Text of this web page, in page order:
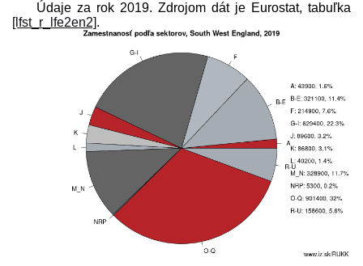
Údaje za rok 2019. Zdrojom dát je Eurostat, tabuľka
[lfst_r_lfe2en2].